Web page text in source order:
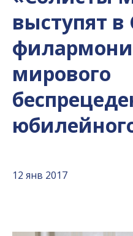
выступят в
мирового
12 янв 2017